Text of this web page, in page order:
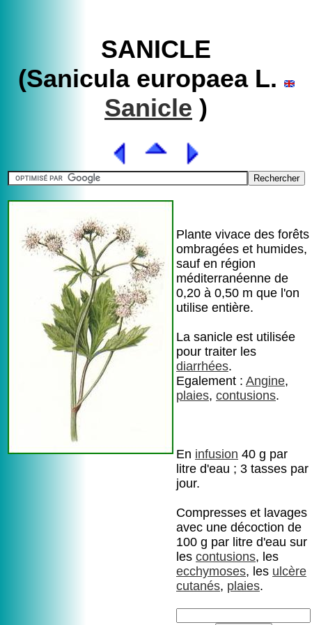
SANICLE
(Sanicula europaea L.
Sanicle )
Plante vivace des forêts
ombragées et humides,
sauf en région
méditerranéenne de
0,20 à 0,50 m que l'on
utilise entière.
La sanicle est utilisée
pour traiter les
diarrhées.
Egalement : Angine,
plaies, contusions.
En infusion 40 g par
litre d'eau ; 3 tasses par
jour.
Compresses et lavages
avec une décoction de
100 g par litre d'eau sur
les contusions, les
ecchymoses, les ulcère
cutanés, plaies.